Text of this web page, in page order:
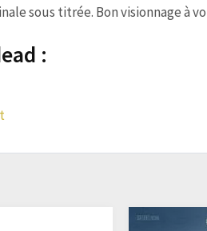
sous titrée. Bon visionnage à
: